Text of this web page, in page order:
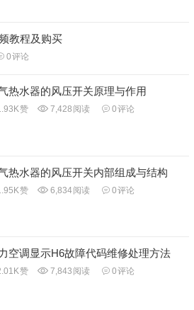
教程及购买
0评论
热水器的风压开关原理与作用
赞 7,428 阅读 0评论
热水器的风压开关内部组成与结构
赞 6,834阅读 0评论
空调显示H6故障代码维修处理方法
赞 7,843 阅读 0评论